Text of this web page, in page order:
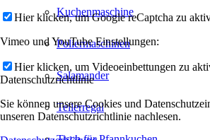
Kuchenmaschine
Poliermaschinen
Salamander
Tellerregal
Hier klicken, um Google reCaptcha zu
Vimeo und YouTube Einstellungen:
Hier klicken, um Videoeinbettungen zu
Datenschutzrichtlinie
Sie können unsere Cookies und
unseren Datenschutzrichtlinie nachlesen.